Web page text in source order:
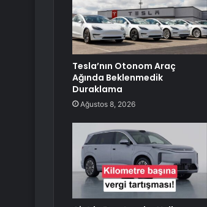
Tesla’nın Otonom Araç
Ağında Beklenmedik
Duraklama
Ağustos 8, 2026